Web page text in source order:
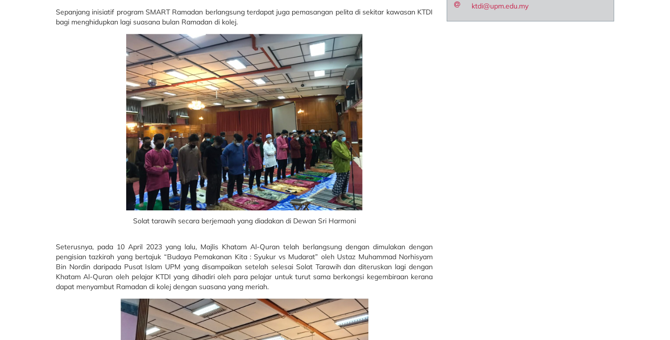
Sepanjang inisiatif program SMART Ramadan berlangsung terdapat juga pemasangan pelita di sekitar kawasan KTDI
bagi menghidupkan lagi suasana bulan Ramadan di kolej.
Solat tarawih secara berjemaah yang diadakan di Dewan Sri Harmoni
Seterusnya, pada 10 April 2023 yang lalu, Majlis Khatam Al-Quran telah berlangsung dengan dimulakan dengan
pengisian tazkirah yang bertajuk “Budaya Pemakanan Kita : Syukur vs Mudarat” oleh Ustaz Muhammad Norhisyam
Bin Nordin daripada Pusat Islam UPM yang disampaikan setelah selesai Solat Tarawih dan diteruskan lagi dengan
Khatam Al-Quran oleh pelajar KTDI yang dihadiri oleh para pelajar untuk turut sama berkongsi kegembiraan kerana
dapat menyambut Ramadan di kolej dengan suasana yang meriah.
ktdi@upm.edu.my